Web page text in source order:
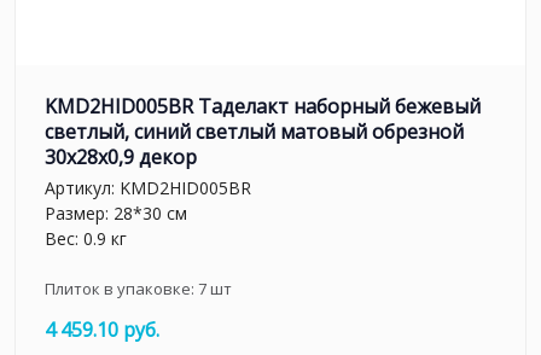
KMD2HID005BR Таделакт наборный бежевый
светлый, синий светлый матовый обрезной
30x28x0,9 декор
Артикул: KMD2HID005BR
Размер: 28*30 см
Вес: 0.9 кг
Плиток в упаковке: 7шт
4 459.10 руб.